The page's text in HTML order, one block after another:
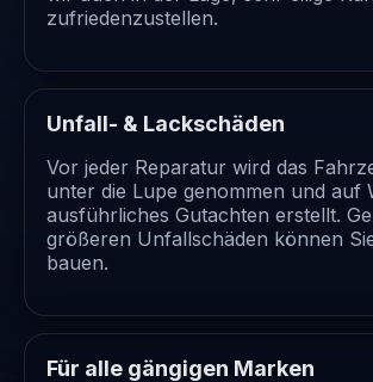
zufriedenzustellen.
Unfall- & Lackschäden
Vor jeder Reparatur wird das
unter die Lupe genommen und auf
ausführliches Gutachten erstellt.
größeren Unfallschäden können
bauen.
Für alle gängigen Marken